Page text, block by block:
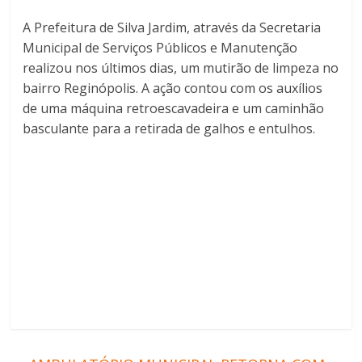
A Prefeitura de Silva Jardim, através da Secretaria
Municipal de Serviços Públicos e Manutenção
realizou nos últimos dias, um mutirão de limpeza no
bairro Reginópolis. A ação contou com os auxílios
de uma máquina retroescavadeira e um caminhão
basculante para a retirada de galhos e entulhos.